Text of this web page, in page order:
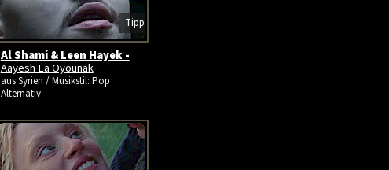
Tipp
Al Shami & Leen Hayek -
Aayesh La Oyounak
aus Syrien / Musikstil: Pop
Alternativ